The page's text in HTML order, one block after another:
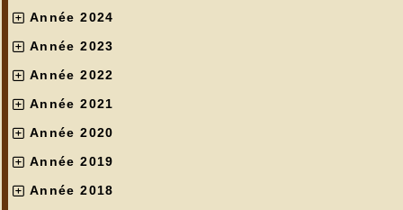
Année 2024
Année 2023
Année 2022
Année 2021
Année 2020
Année 2019
Année 2018